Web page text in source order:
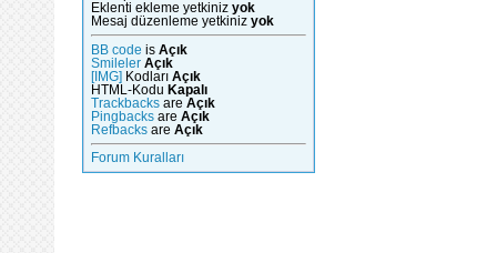
Eklenti ekleme yetkiniz yok
Mesaj düzenleme yetkiniz yok
BB code is Açık
Smileler Açık
[IMG] Kodları Açık
HTML-Kodu Kapalı
Trackbacks are Açık
Pingbacks are Açık
Refbacks are Açık
Forum Kuralları